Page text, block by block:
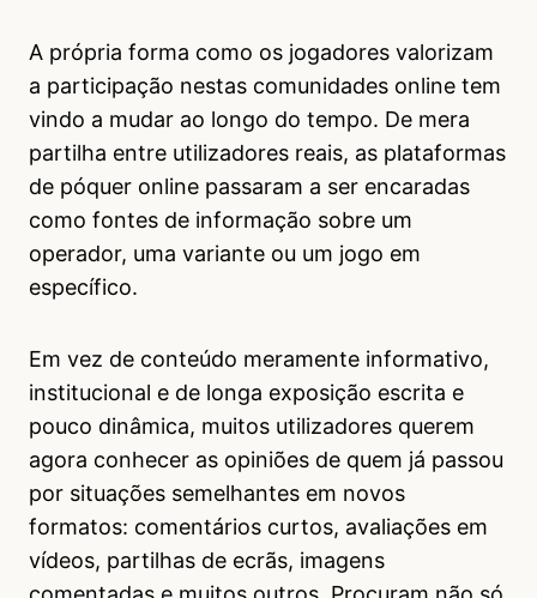
A própria forma como os jogadores valorizam
a participação nestas comunidades online tem
vindo a mudar ao longo do tempo. De mera
partilha entre utilizadores reais, as plataformas
de póquer online passaram a ser encaradas
como fontes de informação sobre um
operador, uma variante ou um jogo em
específico.
Em vez de conteúdo meramente informativo,
institucional e de longa exposição escrita e
pouco dinâmica, muitos utilizadores querem
agora conhecer as opiniões de quem já passou
por situações semelhantes em novos
formatos: comentários curtos, avaliações em
vídeos, partilhas de ecrãs, imagens